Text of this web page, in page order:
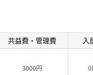
共益費・管理費 入
3000円 0